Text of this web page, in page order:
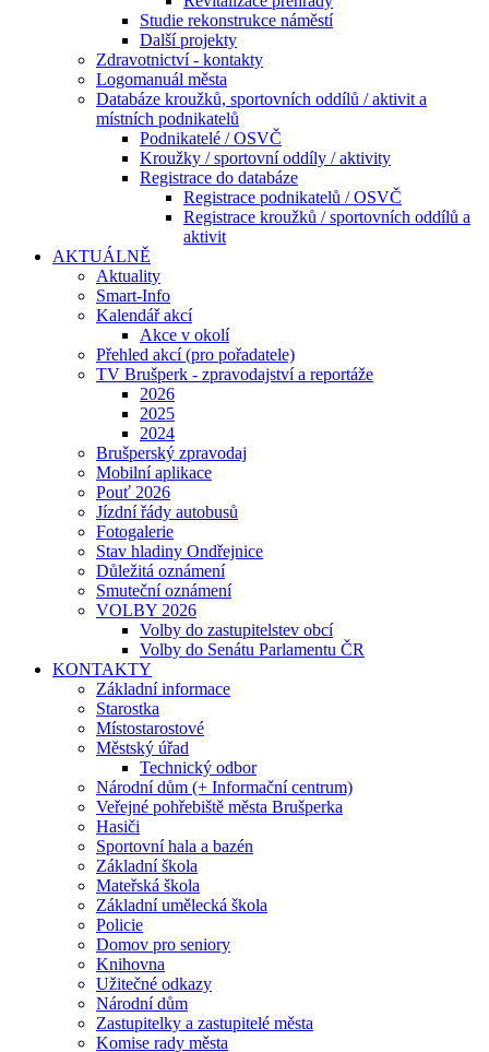
Studie rekonstrukce náměstí
Další projekty
Zdravotnictví - kontakty
Logomanuál města
Databáze kroužků, sportovních oddílů / aktivit a
místních podnikatelů
Podnikatelé / OSVČ
Kroužky / sportovní oddíly / aktivity
Registrace do databáze
Registrace podnikatelů / OSVČ
Registrace kroužků / sportovních oddílů a
aktivit
AKTUÁLNĚ
Aktuality
Smart-Info
Kalendář akcí
Akce v okolí
Přehled akcí (pro pořadatele)
TV Brušperk - zpravodajství a reportáže
2026
2025
2024
Brušperský zpravodaj
Mobilní aplikace
Pouť 2026
Jízdní řády autobusů
Fotogalerie
Stav hladiny Ondřejnice
Důležitá oznámení
Smuteční oznámení
VOLBY 2026
Volby do zastupitelstev obcí
Volby do Senátu Parlamentu ČR
KONTAKTY
Základní informace
Starostka
Místostarostové
Městský úřad
Technický odbor
Národní dům (+ Informační centrum)
Veřejné pohřebiště města Brušperka
Hasiči
Sportovní hala a bazén
Základní škola
Mateřská škola
Základní umělecká škola
Policie
Domov pro seniory
Knihovna
Užitečné odkazy
Národní dům
Zastupitelky a zastupitelé města
Komise rady města